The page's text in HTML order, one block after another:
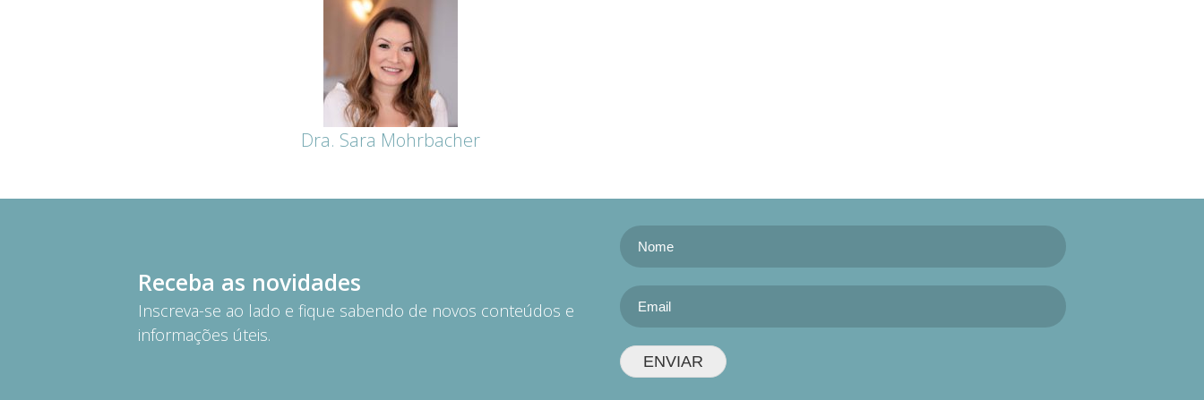
Dra. Sara Mohrbacher
Receba as novidades
Inscreva-se ao lado e fique sabendo de novos conteúdos e
informações úteis.
ENVIAR